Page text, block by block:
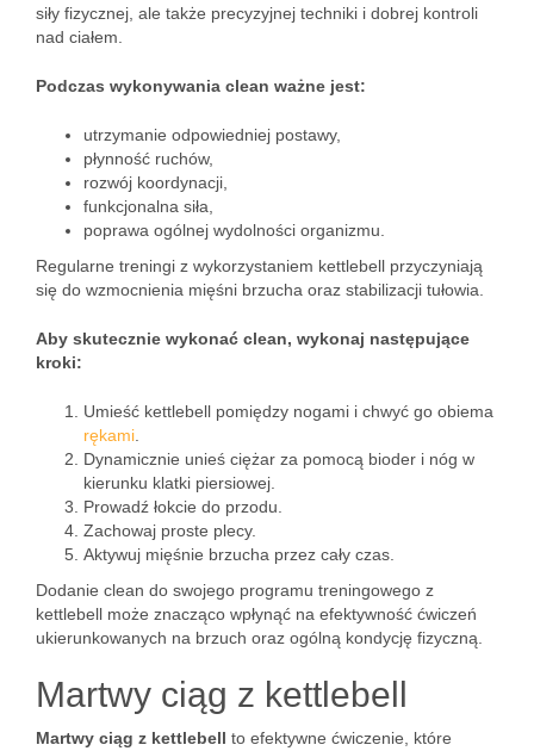
siły fizycznej, ale także precyzyjnej techniki i dobrej kontroli
nad ciałem.
Podczas wykonywania clean ważne jest:
utrzymanie odpowiedniej postawy,
płynność ruchów,
rozwój koordynacji,
funkcjonalna siła,
poprawa ogólnej wydolności organizmu.
Regularne treningi z wykorzystaniem kettlebell przyczyniają
się do wzmocnienia mięśni brzucha oraz stabilizacji tułowia.
Aby skutecznie wykonać clean, wykonaj następujące
kroki:
Umieść kettlebell pomiędzy nogami i chwyć go obiema
rękami
Dynamicznie unieś ciężar za pomocą bioder i nóg w
kierunku klatki piersiowej.
Prowadź łokcie do przodu.
Zachowaj proste plecy.
Aktywuj mięśnie brzucha przez cały czas.
Dodanie clean do swojego programu treningowego z
kettlebell może znacząco wpłynąć na efektywność ćwiczeń
ukierunkowanych na brzuch oraz ogólną kondycję fizyczną.
Martwy ciąg z kettlebell
Martwy ciąg z kettlebell to efektywne ćwiczenie, które